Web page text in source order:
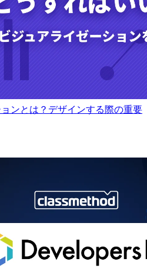
ンとは？デザインする際の重要